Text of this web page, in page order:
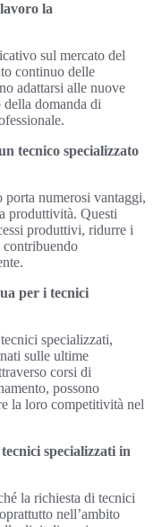
la
sul mercato del
continuo delle
adattarsi alle nuove
della domanda di
tecnico specializzato
porta numerosi vantaggi,
produttività. Questi
produttivi, ridurre i
per i tecnici
specializzati,
sulle ultime
corsi di
possono
la loro competitività nel
specializzati in
la richiesta di tecnici
nell’ambito